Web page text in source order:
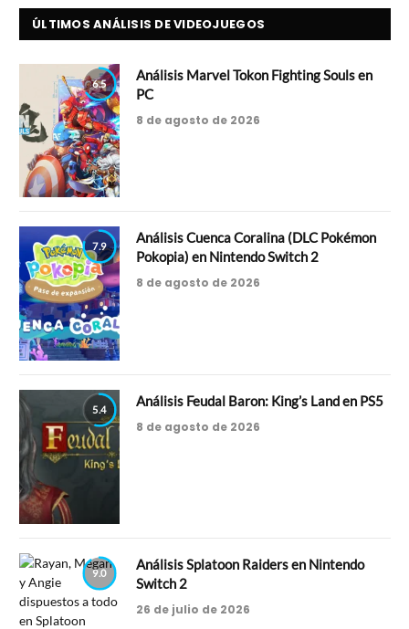
ÚLTIMOS ANÁLISIS DE VIDEOJUEGOS
6.5
Análisis Marvel Tokon Fighting Souls en
PC
8 de agosto de 2026
7.9
Análisis Cuenca Coralina (DLC Pokémon
Pokopia) en Nintendo Switch 2
8 de agosto de 2026
5.4
Análisis Feudal Baron: King’s Land en PS5
8 de agosto de 2026
9.0
Análisis Splatoon Raiders en Nintendo
Switch 2
26 de julio de 2026